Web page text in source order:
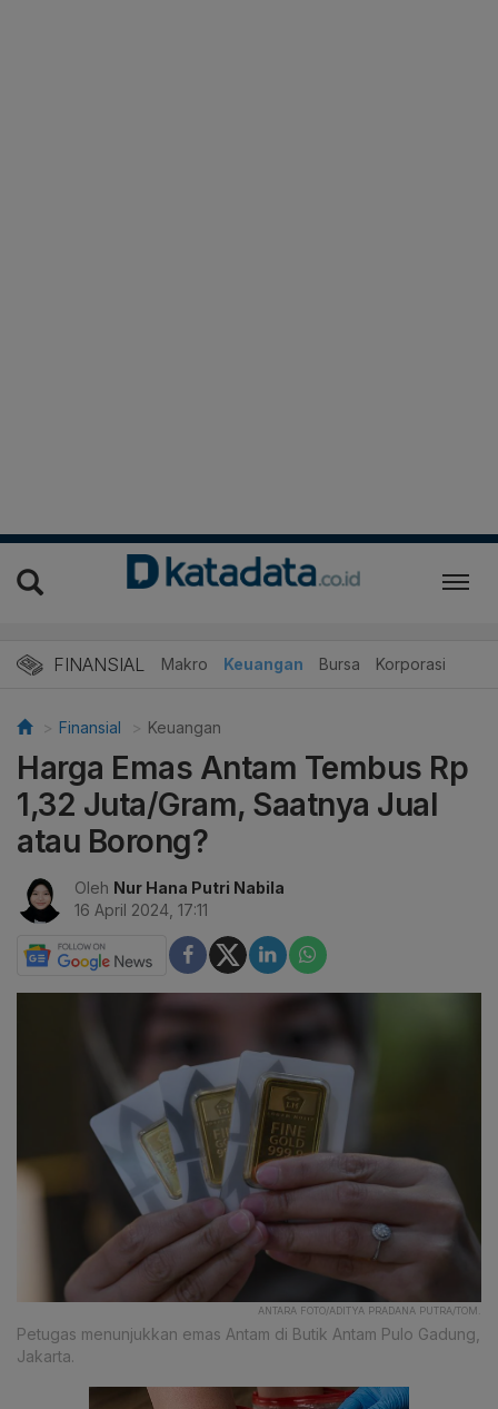
FINANSIAL Makro Keuangan Bursa Korporasi
Finansial Keuangan
Harga Emas Antam Tembus Rp
1,32 Juta/Gram, Saatnya Jual
atau Borong?
Oleh Nur Hana Putri Nabila
16 April 2024, 17:11
ANTARA FOTO/ADITYA PRADANA PUTRA/TOM.
Petugas menunjukkan emas Antam di Butik Antam Pulo Gadung,
Jakarta.